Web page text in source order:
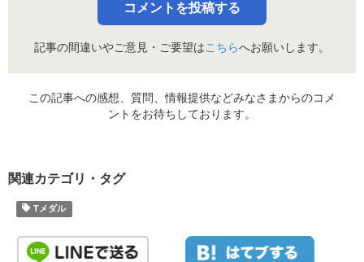
コメントを投稿する
記事の間違いやご意見・ご要望はこちらへお願いします。
この記事への感想、質問、情報提供などみなさまからのコメ
ントをお待ちしております。
関連カテゴリ・タグ
Tメダル